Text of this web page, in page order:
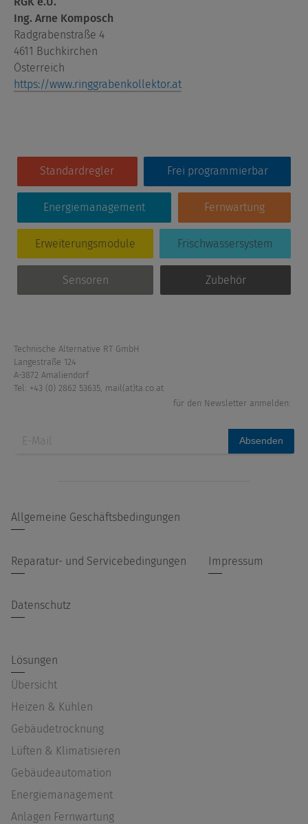
Ing. Arne Komposch
Radgrabenstraße 4
4611 Buchkirchen
Österreich
https://www.ringgrabenkollektor.at
Standardregler Frei programmierbar
Energiemanagement Fernwartung
Erweiterungsmodule Frischwassersystem
Sensoren Zubehör
Technische Alternative RT GmbH
Langestraße 124
A-3872 Amaliendorf
Tel: +43 (0) 2862 53635 mail(at)ta.co.at
für den Newsletter anmelden:
Absenden
Allgemeine Geschäftsbedingungen
Reparatur- und Servicebedingungen Impressum
Datenschutz
Lösungen
Übersicht
Heizen & Kühlen
Gebäudetrocknung
Lüften & Klimatisieren
Gebäudeautomation
Energiemanagement
Anlagen Fernwartung